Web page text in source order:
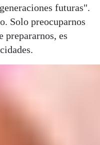
futuras".
Solo preocuparnos
prepararnos, es